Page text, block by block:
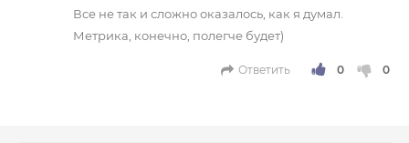
Все не так и сложно оказалось, как я думал.
Метрика, конечно, полегче будет)
Ответить